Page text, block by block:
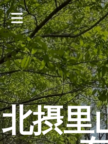
コ
ン
テ
ン
ツ
へ
ス
キ
ッ
プ
北摂里